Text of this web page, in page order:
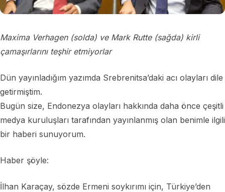
Maxima Verhagen (solda) ve Mark Rutte (sağda) kirli
çamaşırlarını teşhir etmiyorlar
Dün yayınladığım yazımda Srebrenitsa’daki acı olayları dile
getirmiştim.
Bugün size, Endonezya olayları hakkında daha önce çeşitli
medya kuruluşları tarafından yayınlanmış olan benimle ilgili
bir haberi sunuyorum.
Haber şöyle:
İlhan Karaçay, sözde Ermeni soykırımı için, Türkiye’den